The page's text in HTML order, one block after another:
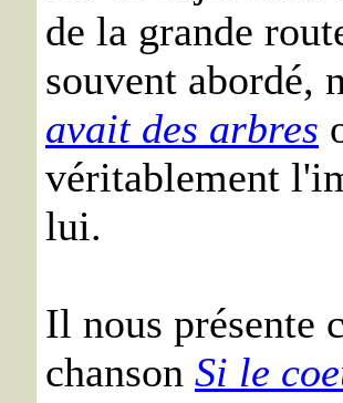
de la grande
souvent abordé,
avait des arbres
véritablement
lui.
Il nous présente
chanson Si le